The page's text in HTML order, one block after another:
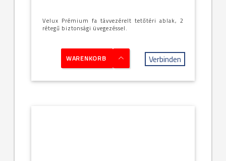
Velux Prémium fa távvezérelt tetőtéri ablak, 2
rétegű biztonsági üvegezéssel.
WARENKORB Verbinden